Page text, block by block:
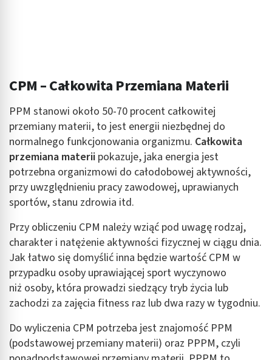
CPM – Całkowita Przemiana Materii
PPM stanowi około 50-70 procent całkowitej
przemiany materii, to jest energii niezbędnej do
normalnego funkcjonowania organizmu. Całkowita
przemiana materii pokazuje, jaka energia jest
potrzebna organizmowi do całodobowej aktywności,
przy uwzględnieniu pracy zawodowej, uprawianych
sportów, stanu zdrowia itd.
Przy obliczeniu CPM należy wziąć pod uwagę rodzaj,
charakter i natężenie aktywności fizycznej w ciągu dnia.
Jak łatwo się domyślić inna będzie wartość CPM w
przypadku osoby uprawiającej sport wyczynowo
niż osoby, która prowadzi siedzący tryb życia lub
zachodzi za zajęcia fitness raz lub dwa razy w tygodniu.
Do wyliczenia CPM potrzeba jest znajomość PPM
(podstawowej przemiany materii) oraz PPPM, czyli